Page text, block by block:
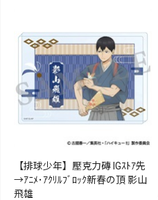
【排球少年】壓克力磚 IGｽﾄｱ先
→ｱﾆﾒ･ｱｸﾘﾙﾌﾞﾛｯｸ新春の頂 影山
飛雄